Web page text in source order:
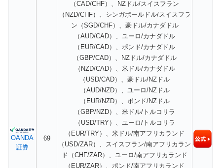
OANDA
証券
69
（CAD/CHF）、NZドル/スイスフラン
（NZD/CHF）、シンガポールドル/スイスフラ
ン（SGD/CHF）、豪ドル/カナダドル
（AUD/CAD）、ユーロ/カナダドル
（EUR/CAD）、ポンド/カナダドル
（GBP/CAD）、NZドル/カナダドル
（NZD/CAD）、米ドル/カナダドル
（USD/CAD）、豪ドル/NZドル
（AUD/NZD）、ユーロ/NZドル
（EUR/NZD）、ポンド/NZドル
（GBP/NZD）、米ドル/トルコリラ
（USD/TRY）、ユーロ/トルコリラ
（EUR/TRY）、米ドル/南アフリカランド
（USD/ZAR）、スイスフラン/南アフリカラン
ド（CHF/ZAR）、ユーロ/南アフリカランド
（EUR/ZAR）、ポンド/南アフリカランド